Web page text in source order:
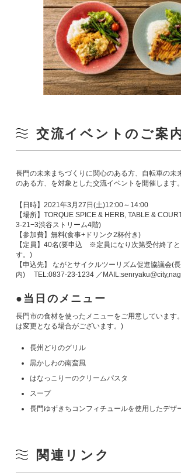
交流イベントのご案
長門の未来まちづくりに関心のある方、自転車の未
のある方、を対象とした交流イベントを開催します。
【日時】2021年3月27日(土)12:00～14:00
【場所】TORQUE SPICE & HERB, TABLE &
3-21−3渋谷ストリーム4階)
【参加費】無料(食事+ドリンク2杯付き)
【定員】40名(要申込 ※定員になり次第受付終了と
す。)
【申込先】 ながとサイクルツーリズム促進協議会(
内) TEL:0837-23-1234 ／
当日のメニュー
長門市の食材を使ったメニューをご用意しています
は変更となる場合がございます。)
長州どりのグリル
黒かしわの南蛮風
はなっこりーのクリームパスタ
スープ
長門ゆずきちコンフィチュールを使用したデザ
関連リンク